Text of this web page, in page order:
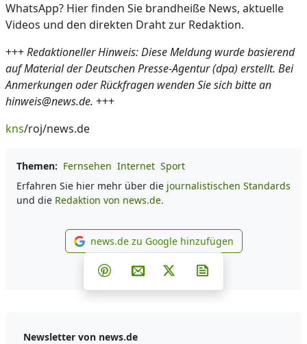
WhatsApp? Hier finden Sie brandheiße News, aktuelle
Videos und den direkten Draht zur Redaktion.
+++Redaktioneller Hinweis: Diese Meldung wurde basierend
auf Material der Deutschen Presse-Agentur (dpa) erstellt. Bei
Anmerkungen oder Rückfragen wenden Sie sich bitte an
hinweis@news.de. +++
kns/roj/news.de
Themen: Fernsehen Internet Sport
Erfahren Sie hier mehr über die journalistischen Standards
und die Redaktion von news.de.
news.de zu Google
news.de zu Google hinzufügen
Teilen auf Facebook
Teilen auf Whatsapp
Teilen auf Telegram
Teilen auf Pinterest
Per E-Mail teilen
Post auf X
Newsletter von news.de